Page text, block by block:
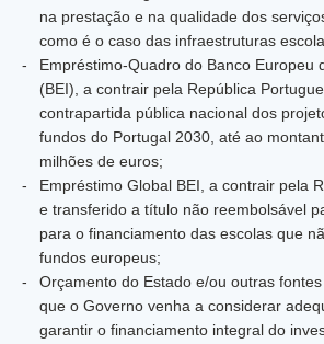
na prestação e na qualidade dos
como é o caso das infraestruturas
Empréstimo-Quadro do Banco Europeu
(BEI), a contrair pela República
contrapartida pública nacional dos
fundos do Portugal 2030, até ao
milhões de euros;
Empréstimo Global BEI, a contrair pela
e transferido a título não reembolsável
para o financiamento das escolas que
fundos europeus;
Orçamento do Estado e/ou outras
que o Governo venha a considerar
garantir o financiamento integral do